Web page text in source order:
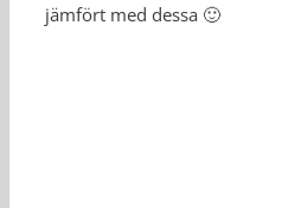
jämfört med dessa 🙂